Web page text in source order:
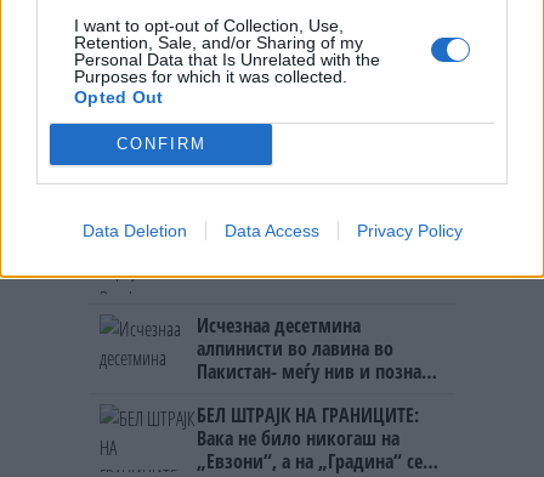
I want to opt-out of Collection, Use,
Retention, Sale, and/or Sharing of my
Personal Data that Is Unrelated with the
Purposes for which it was collected.
Opted Out
CONFIRM
Data Deletion Data Access Privacy Policy
ЗА ВОЕНИТЕ ЗЛОСТРОСТВА НА
УЧК...
УЛЦИЊ Е АЛБАНСКИ, ЌЕ ГО
ОСЛОБОДИМЕ- Скандалозна
Црна Гора
ТЕМПЕРАТУРАТА ВО СРЕДА ЌЕ
БИДЕ ЗА НА ЛЕКАР, а потоа...
Северна Кореја и Русија градат
Исчезнаа десетмина
алпинисти во лавина во
Пакистан- меѓу нив и познат
БЕЛ ШТРАЈК НА ГРАНИЦИТЕ:
Вака не било никогаш на
„Евзони“, а на „Градина“ се